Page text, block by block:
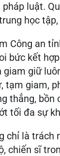
luật.
học
Công an
bức kết
giam giữ
tạm giam,
thẳng, bồn
tối đa sự
chỉ là trách
chiến sĩ